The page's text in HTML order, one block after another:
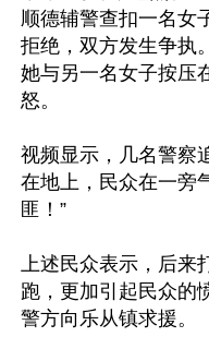
顺德辅警查扣一名女
拒绝，双方发生争执
她与另一名女子按压
怒。
视频显示，几名警察
在地上，民众在一旁
匪！”
上述民众表示，后来
跑，更加引起民众的
警方向乐从镇求援。